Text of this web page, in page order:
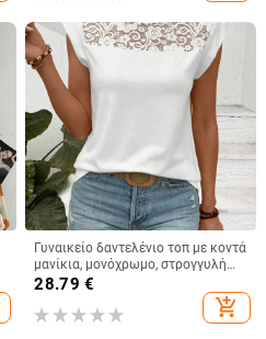
Γυναικείο δαντελένιο τοπ με κοντά
μανίκια, μονόχρωμο, στρογγυλή
λαιμόκοψη, χαλαρό καλοκαιρινό
στυλ, ευρωπαϊκό-αμερικάνικο
στυλ
28.79 €
add_shopping_cart